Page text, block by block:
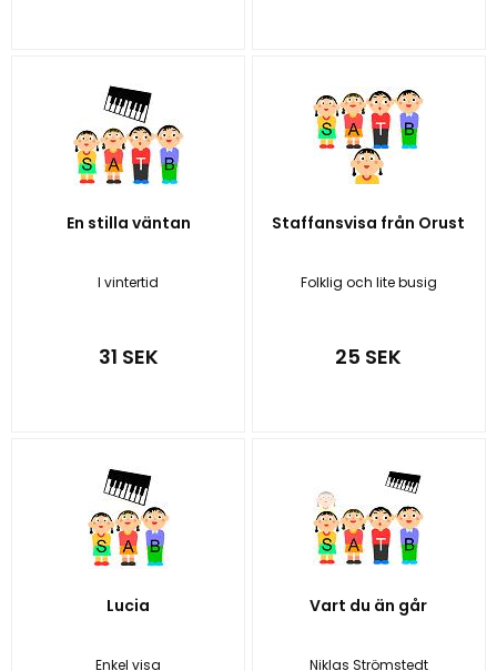
En stilla väntan
I vintertid
31 SEK
Staffansvisa från Orust
Folklig och lite busig
25 SEK
Lucia
Enkel visa
Vart du än går
Niklas Strömstedt